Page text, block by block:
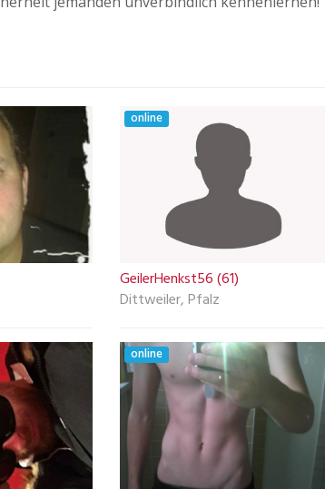
online
GeilerHenkst56 (61)
Dittweiler, Pfalz
online